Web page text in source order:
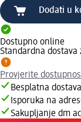
Dodati u
Dostupno online
Standardna dostava
Provjerite
Besplatna
Isporuka na
Sakupljanje dm